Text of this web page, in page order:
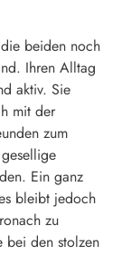
beiden noch
Ihren Alltag
aktiv. Sie
mit der
zum
Ein ganz
bleibt jedoch
zu
bei den stolzen